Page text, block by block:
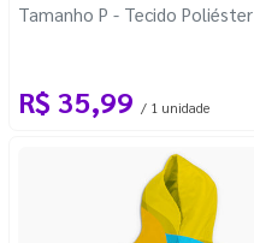
Tamanho P - Tecido Poliéster
R$ 35,99 / 1 unidade